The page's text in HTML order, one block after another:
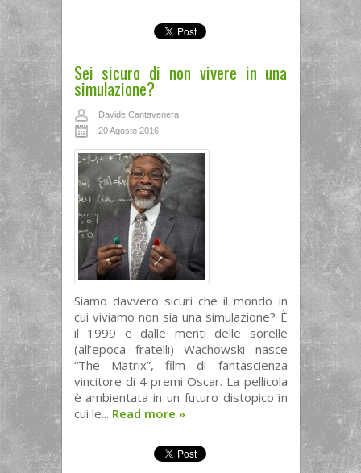
Sei sicuro di non vivere in una
simulazione?
Davide Cantavenera
20 Agosto 2016
Siamo davvero sicuri che il mondo in
cui viviamo non sia una simulazione? È
il 1999 e dalle menti delle sorelle
(all’epoca fratelli) Wachowski nasce
“The Matrix”, film di fantascienza
vincitore di 4 premi Oscar. La pellicola
è ambientata in un futuro distopico in
cui le... Read more »